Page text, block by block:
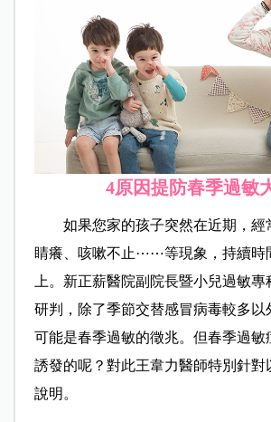
4原因提防春季過敏
如果您家的孩子突然在近期，經
睛癢、咳嗽不止⋯⋯等現象，持續時
上。新正薪醫院副院長暨小兒過敏
研判，除了季節交替感冒病毒較多以
可能是春季過敏的徵兆。但春季過敏
誘發的呢？對此王韋力醫師特別針對
說明。